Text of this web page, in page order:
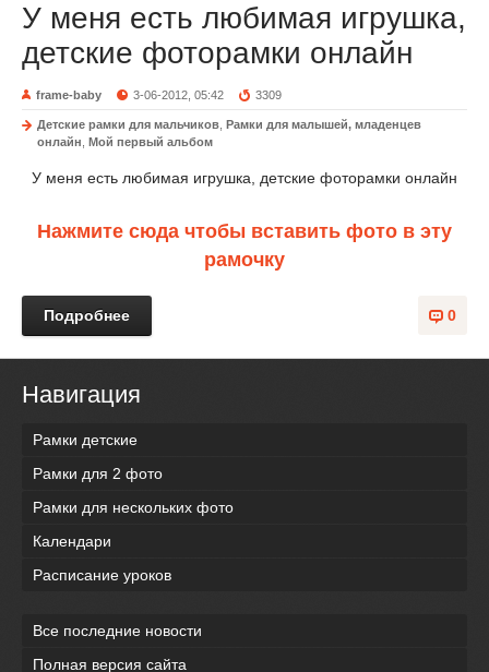
У меня есть любимая игрушка,
детские фоторамки онлайн
frame-baby 3-06-2012, 05:42 3309
Детские рамки для мальчиков Рамки для малышей, младенцев
онлайн Мой первый альбом
У меня есть любимая игрушка, детские фоторамки онлайн
Нажмите сюда чтобы вставить фото в эту
рамочку
0
Подробнее
Навигация
Рамки детские
Рамки для 2 фото
Рамки для нескольких фото
Календари
Расписание уроков
Все последние новости
Полная версия сайта